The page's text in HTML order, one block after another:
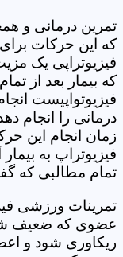
تمرین درمانی و
که این حرکات
فیزیوتراپی یک
که بیمار بعد از
فیزیوتواپیست
درمانی را انجام
زمان انجام این
فیزیوتراپ به
تمام مطالبی که
تمرینات ورزشی
عضوی که ضعیف
ریکاوری شود و